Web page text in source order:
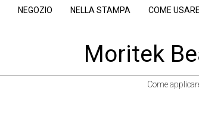
NEGOZIO NELLA STAMPA COME USARE
Moritek
Come